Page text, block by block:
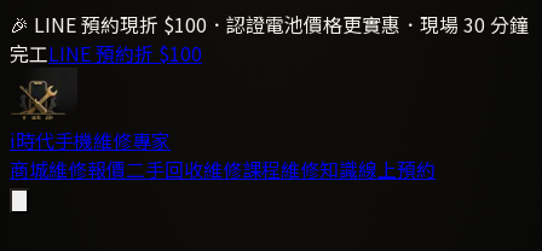
🎉 LINE 預約現折 $100．認證電池價格更實惠．現場 30 分鐘
完工LINE 預約折 $100
i時代手機維修專家
商城維修報價二手回收維修課程維修知識線上預約